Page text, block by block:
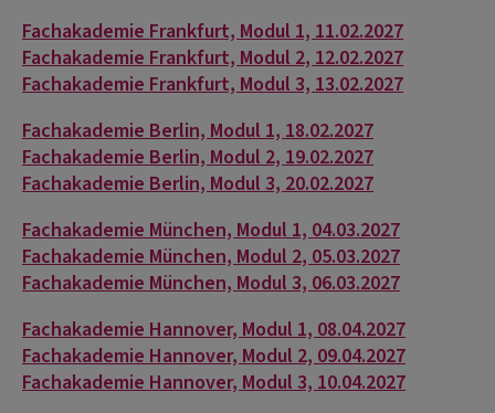
Fachakademie Frankfurt, Modul 1, 11.02.2027
Fachakademie Frankfurt, Modul 2, 12.02.2027
Fachakademie Frankfurt, Modul 3, 13.02.2027
Fachakademie Berlin, Modul 1, 18.02.2027
Fachakademie Berlin, Modul 2, 19.02.2027
Fachakademie Berlin, Modul 3, 20.02.2027
Fachakademie München, Modul 1, 04.03.2027
Fachakademie München, Modul 2, 05.03.2027
Fachakademie München, Modul 3, 06.03.2027
Fachakademie Hannover, Modul 1, 08.04.2027
Fachakademie Hannover, Modul 2, 09.04.2027
Fachakademie Hannover, Modul 3, 10.04.2027